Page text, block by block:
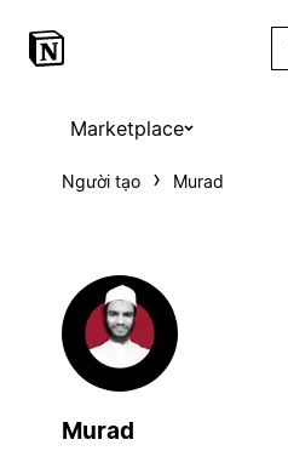
Marketplace
Người tạo Murad
Murad